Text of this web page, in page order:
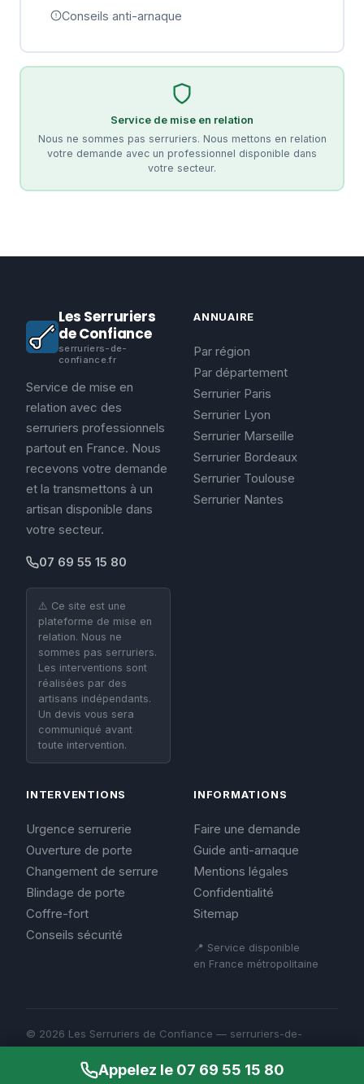
Appelez le 07 69 55 15 80
Conseils anti-arnaque
Service de mise en relation
Nous ne sommes pas serruriers. Nous mettons en relation
votre demande avec un professionnel disponible dans
votre secteur.
Les Serruriers
de Confiance
serruriers-de-
confiance.fr
Service de mise en
relation avec des
serruriers professionnels
partout en France. Nous
recevons votre demande
et la transmettons à un
artisan disponible dans
votre secteur.
07 69 55 15 80
⚠️ Ce site est une
plateforme de mise en
relation. Nous ne
sommes pas serruriers.
Les interventions sont
réalisées par des
artisans indépendants.
Un devis vous sera
communiqué avant
toute intervention.
ANNUAIRE
Par région
Par département
Serrurier Paris
Serrurier Lyon
Serrurier Marseille
Serrurier Bordeaux
Serrurier Toulouse
Serrurier Nantes
INTERVENTIONS
Urgence serrurerie
Ouverture de porte
Changement de serrure
Blindage de porte
Coffre-fort
Conseils sécurité
INFORMATIONS
Faire une demande
Guide anti-arnaque
Mentions légales
Confidentialité
Sitemap
📍 Service disponible
en France métropolitaine
© 2026 Les Serruriers de Confiance — serruriers-de-
confiance.fr
Mentions légalesConfidentialitéSitemap